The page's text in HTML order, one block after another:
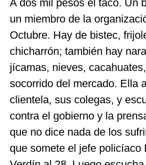
A dos mil pesos el taco. Un
un miembro de la
Octubre. Hay de bistec,
chicharrón; también hay
jícamas, nieves,
socorrido del mercado. Ella
clientela, sus colegas, y
contra el gobierno y la
que no dice nada de los
que somete el jefe policíaco